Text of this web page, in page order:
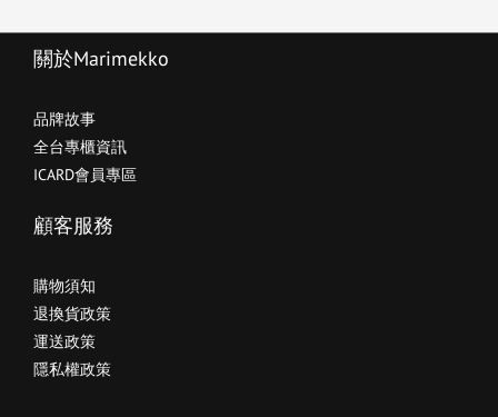
關於Marimekko
品牌故事
全台專櫃資訊
ICARD會員專區
顧客服務
購物須知
退換貨政策
運送政策
隱私權政策